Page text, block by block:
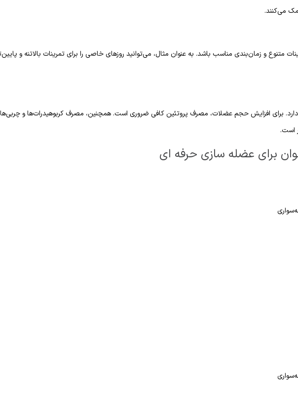
می‌کنند.
متنوع و زمان‌بندی مناسب باشد. به عنوان مثال، می‌توانید روزهای خاصی را برای تمرینات بالاتنه و
برای افزایش حجم عضلات، مصرف پروتئین کافی ضروری است. همچنین، مصرف کربوهیدرات‌ها و
است.
برای عضله سازی حرفه ای